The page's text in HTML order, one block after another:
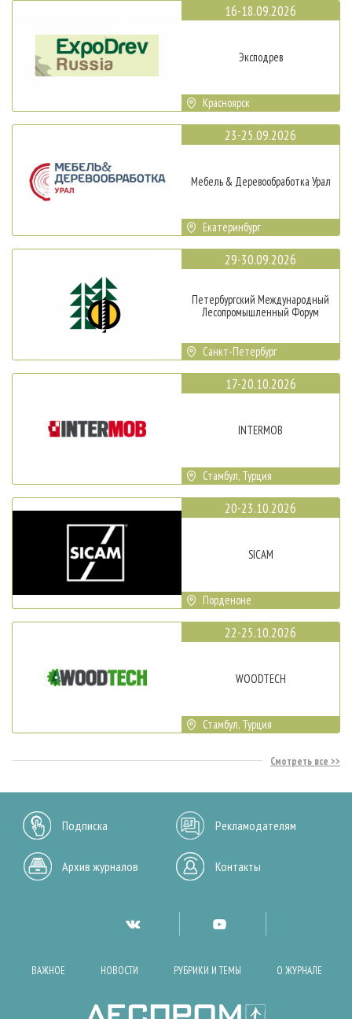
16-18.09.2026
Эксподрев
Красноярск
23-25.09.2026
Мебель & Деревообработка Урал
Екатеринбург
29-30.09.2026
Петербургский Международный
Лесопромышленный Форум
Санкт-Петербург
17-20.10.2026
INTERMOB
Стамбул, Турция
20-23.10.2026
SICAM
Порденоне
22-25.10.2026
WOODTECH
Стамбул, Турция
Смотреть все
Подписка Рекламодателям
Архив журналов Контакты
ВАЖНОЕ НОВОСТИ РУБРИКИ И ТЕМЫ О ЖУРНАЛЕ